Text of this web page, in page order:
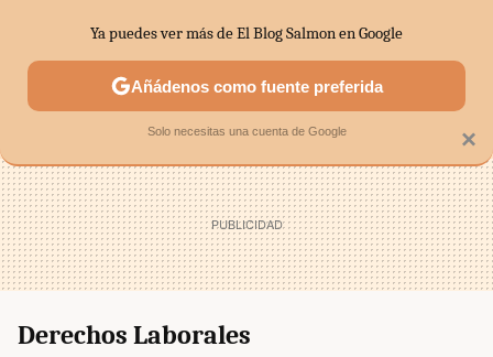
SECTORES ECONOMÍA DOMÉSTICA MERCADOS
Derechos Laborales
×
Ya puedes ver más de El Blog Salmon en Google
Añádenos como fuente preferida
Solo necesitas una cuenta de Google